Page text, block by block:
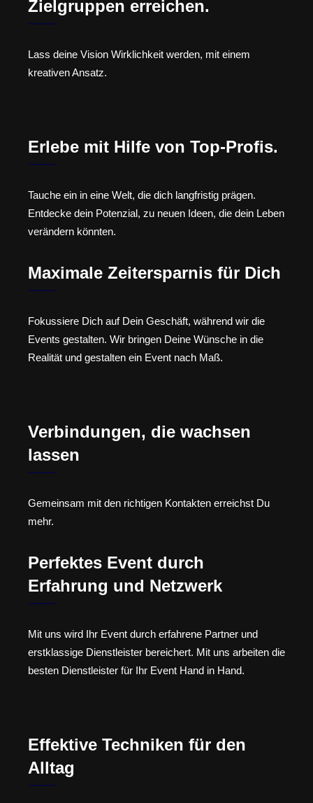
Zielgruppen erreichen.
Lass deine Vision Wirklichkeit werden, mit einem
kreativen Ansatz.
Erlebe mit Hilfe von Top-Profis.
Tauche ein in eine Welt, die dich langfristig prägen.
Entdecke dein Potenzial, zu neuen Ideen, die dein Leben
verändern könnten.
Maximale Zeitersparnis für Dich
Fokussiere Dich auf Dein Geschäft, während wir die
Events gestalten. Wir bringen Deine Wünsche in die
Realität und gestalten ein Event nach Maß.
Verbindungen, die wachsen
lassen
Gemeinsam mit den richtigen Kontakten erreichst Du
mehr.
Perfektes Event durch
Erfahrung und Netzwerk
Mit uns wird Ihr Event durch erfahrene Partner und
erstklassige Dienstleister bereichert. Mit uns arbeiten die
besten Dienstleister für Ihr Event Hand in Hand.
Effektive Techniken für den
Alltag